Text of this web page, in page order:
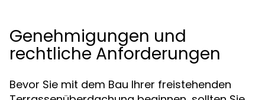
Genehmigungen und
rechtliche Anforderungen
Bevor Sie mit dem Bau Ihrer freistehenden